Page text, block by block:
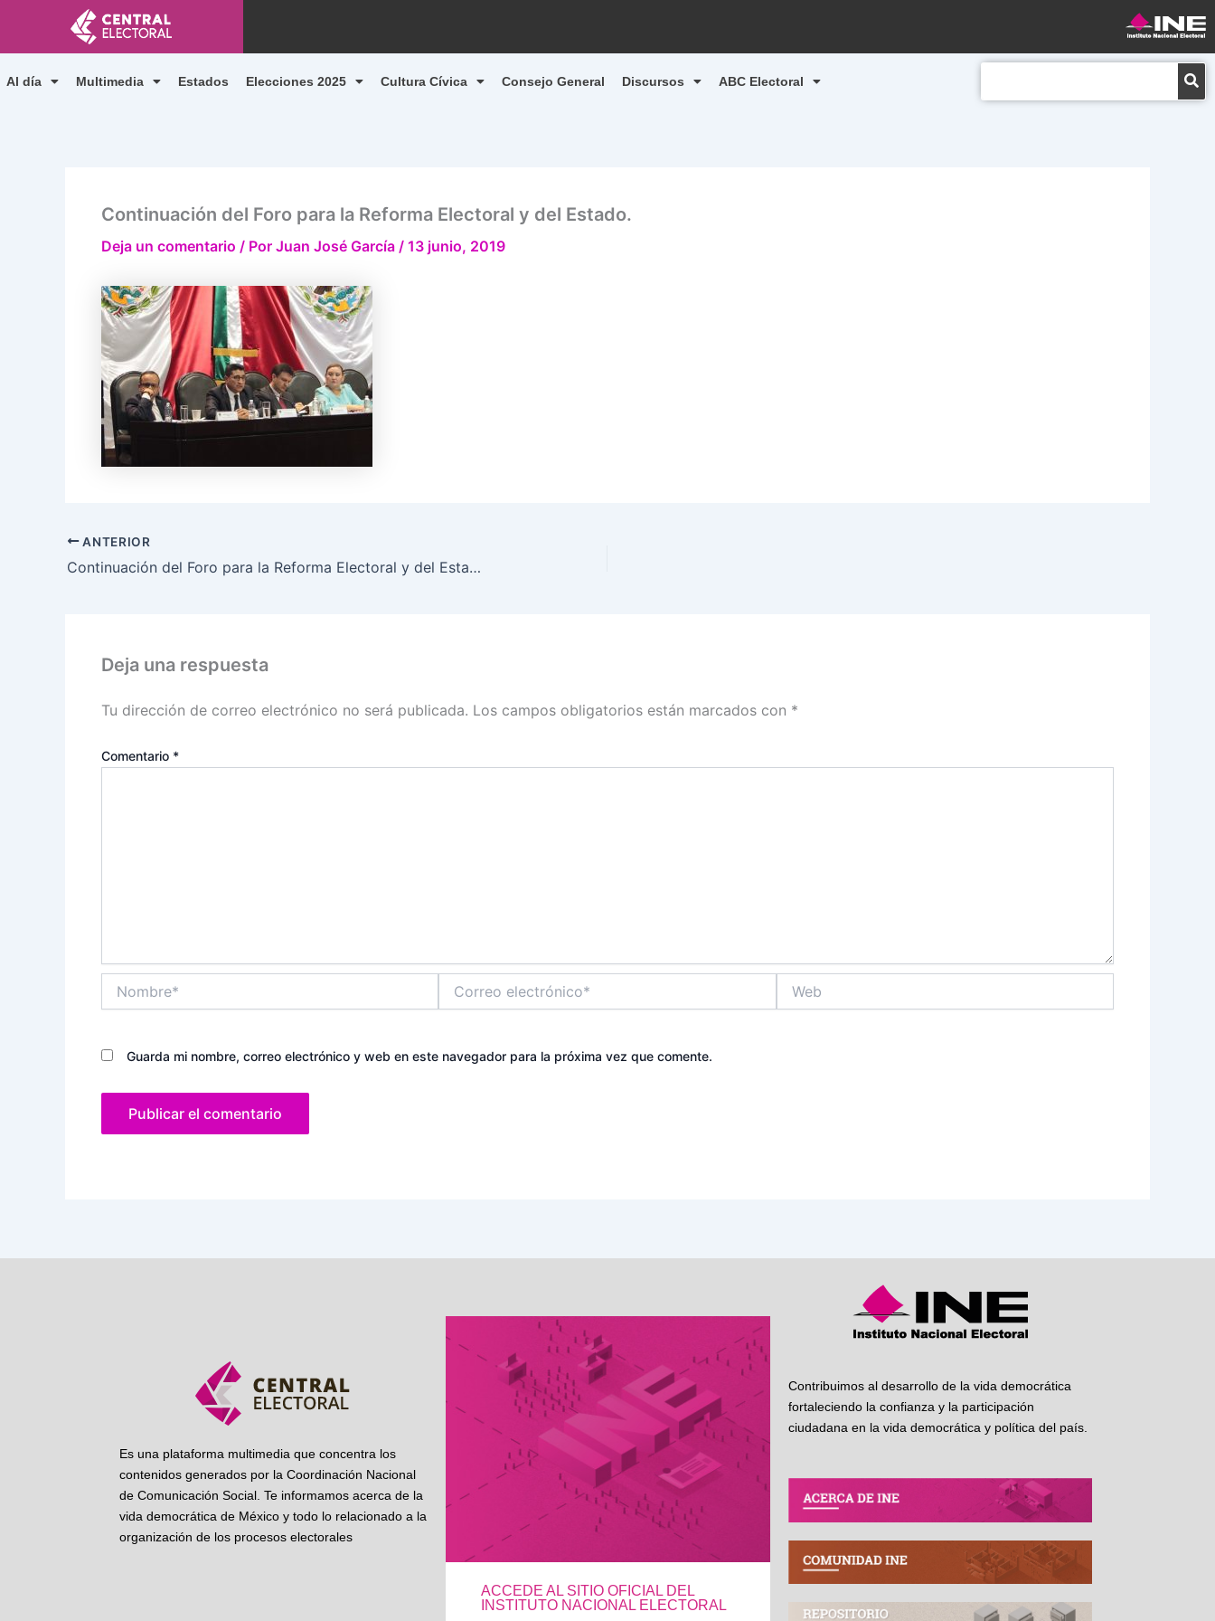
contenido
Al día Multimedia Estados Elecciones 2025 Cultura Cívica Consejo General Discursos ABC Electoral
Continuación del Foro para la Reforma Electoral y del Estado.
Deja un comentario / Por Juan José García / 13 junio, 2019
ANTERIOR
Continuación del Foro para la Reforma Electoral y del Estado
Deja una respuesta
Tu dirección de correo electrónico no será publicada. Los campos obligatorios están marcados con *
Comentario *
electrónico*
Guarda mi nombre, correo electrónico y web en este navegador para la próxima vez que comente.
Es una plataforma multimedia que concentra los
contenidos generados por la Coordinación Nacional
de Comunicación Social. Te informamos acerca de la
vida democrática de México y todo lo relacionado a la
organización de los procesos electorales
ACCEDE AL SITIO OFICIAL DEL
INSTITUTO NACIONAL ELECTORAL
Contribuimos al desarrollo de la vida democrática
fortaleciendo la confianza y la participación
ciudadana en la vida democrática y política del país.